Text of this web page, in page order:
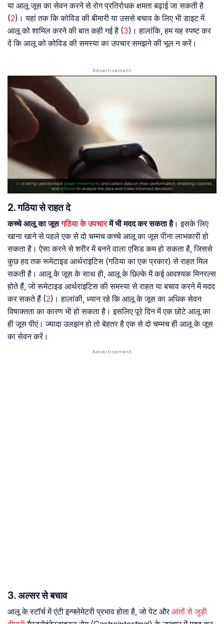
या आलू जूस का सेवन करने से रोग प्रतिरोधक क्षमता बढ़ाई जा सकती है
(2)। यहां तक कि कोविड की बीमारी या उससे बचाव के लिए भी डाइट में
आलू को शामिल करने की बात कही गई है (3)। हालांकि, हम यह स्पष्ट कर
दें कि आलू को कोविड की समस्या का उपचार समझने की भूल न करें।
2. गठिया से राहत दे
कच्चे आलू का जूसगठिया के उपचारमें भी मदद कर सकता है। इसके लिए
खाना खाने से पहले एक से दो चम्मच कच्चे आलू का जूस पीना लाभकारी हो
सकता है। ऐसा करने से शरीर में बनने वाला एसिड कम हो सकता है, जिससे
कुछ हद तक रूमेटाइड आर्थराइटिस (गठिया का एक प्रकार) से राहत मिल
सकती है। आलू के जूस के साथ ही, आलू के छिल्के में कई आवश्यक मिनरल्स
होते हैं, जो रूमेटाइड आर्थराइटिस की समस्या से राहत या बचाव करने में मदद
कर सकते हैं (2)। हालांकी, ध्यान रहे कि आलू के जूस का अधिक सेवन
विषाक्तता का कारण भी हो सकता है। इसलिए पूरे दिन में एक छोटे आलू का
ही जूस पीएं। ज्यादा उलझन हो तो बेहतर है एक से दो चम्मच ही आलू के जूस
का सेवन करें।
3. अल्सर से बचाव
आलू के स्टॉर्च में एंटी इन्फ्लेमेटरी प्रभाव होता है, जो पेट औरआंतों से जुड़ी